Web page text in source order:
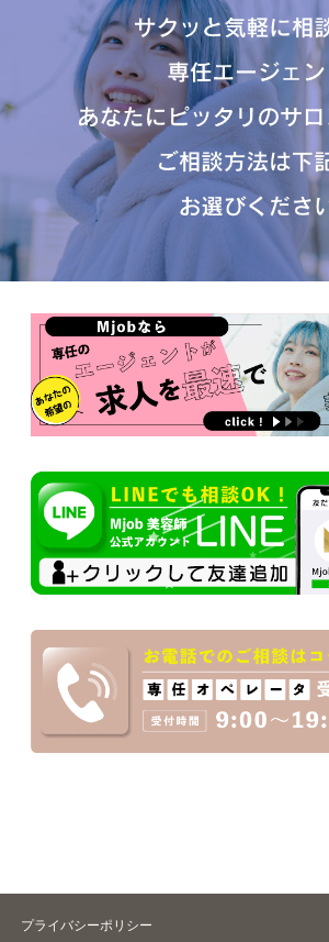
プライバシーポリシー